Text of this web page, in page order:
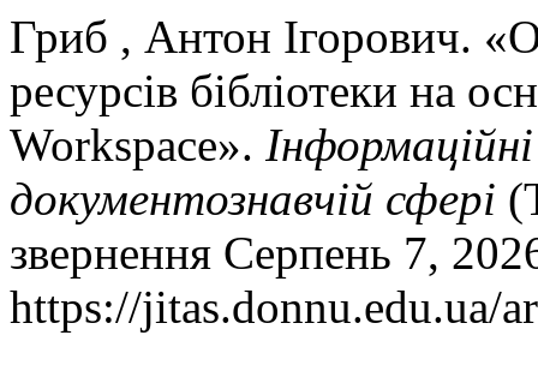
Гриб , Антон Ігорович.
ресурсів бібліотеки на
Workspace».
документознавчій сфері
звернення Серпень 7,
https://jitas.donnu.edu.ua/